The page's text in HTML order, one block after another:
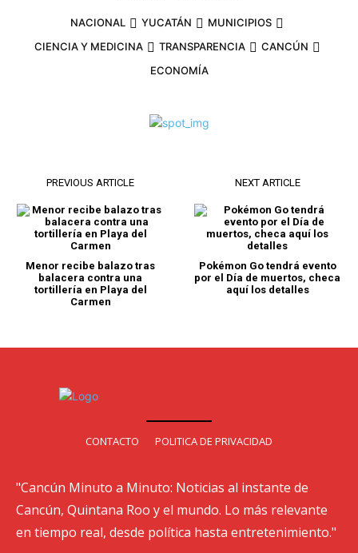
NACIONAL YUCATÁN
MUNICIPIOS
CIENCIA Y MEDICINA
TRANSPARENCIA
CANCÚN
ECONOMÍA
PREVIOUS ARTICLE
Menor recibe balazo tras
balacera contra una
tortillería en Playa del
Carmen
NEXT ARTICLE
Pokémon Go tendrá evento
por el Día de muertos, checa
aquí los detalles
CONTACTO POLITICA DE PRIVACIDAD
"Cancún Minuto a Minuto: Noticias al instante de
Cancún, Quintana Roo y el mundo. Lo más relevante
en tiempo real, desde política hasta entretenimiento."